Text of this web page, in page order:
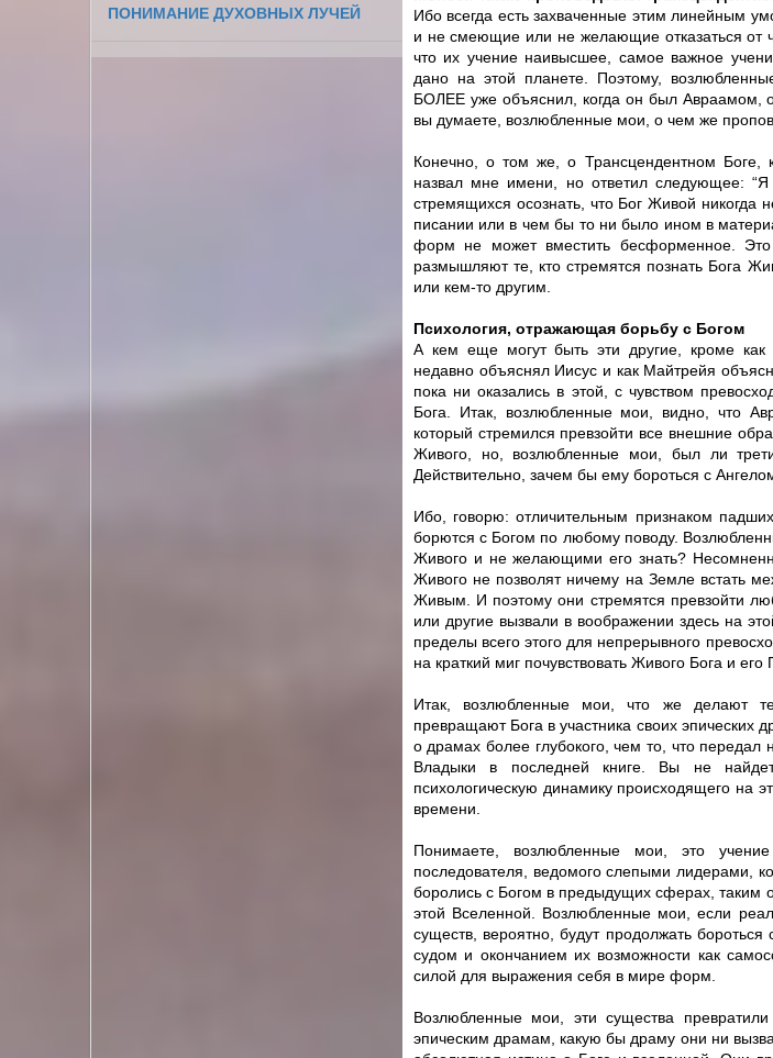
ПОНИМАНИЕ ДУХОВНЫХ ЛУЧЕЙ
Ибо всегда есть захваченные этим линейным
и не смеющие или не желающие отказаться от
что их учение наивысшее, самое важное
дано на этой планете. Поэтому,
БОЛЕЕ уже объяснил, когда он был Авраамом,
вы думаете, возлюбленные мои, о чем же
Конечно, о том же, о Трансцендентном Боге,
назвал мне имени, но ответил следующее:
стремящихся осознать, что Бог Живой никогда
писании или в чем бы то ни было ином в
форм не может вместить бесформенное.
размышляют те, кто стремятся познать Бога
или кем-то другим.
Психология, отражающая борьбу с Богом
А кем еще могут быть эти другие, кроме
недавно объяснял Иисус и как Майтрейя
пока ни оказались в этой, с чувством
Бога. Итак, возлюбленные мои, видно, что
который стремился превзойти все внешние
Живого, но, возлюбленные мои, был ли
Действительно, зачем бы ему бороться с
Ибо, говорю: отличительным признаком
борются с Богом по любому поводу.
Живого и не желающими его знать?
Живого не позволят ничему на Земле встать
Живым. И поэтому они стремятся превзойти
или другие вызвали в воображении здесь на
пределы всего этого для непрерывного
на краткий миг почувствовать Живого Бога и его
Итак, возлюбленные мои, что же делают
превращают Бога в участника своих
о драмах более глубокого, чем то, что
Владыки в последней книге. Вы не
психологическую динамику происходящего на
времени.
Понимаете, возлюбленные мои, это
последователя, ведомого слепыми лидерами,
боролись с Богом в предыдущих сферах, таким
этой Вселенной. Возлюбленные мои, если
существ, вероятно, будут продолжать
судом и окончанием их возможности как
силой для выражения себя в мире форм.
Возлюбленные мои, эти существа
эпическим драмам, какую бы драму они ни